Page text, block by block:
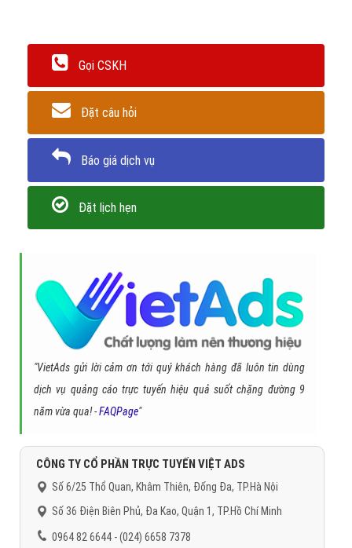
Gọi CSKH
Đặt câu hỏi
Báo giá dịch vụ
Đặt lịch hẹn
"VietAds gửi lời cảm ơn tới quý khách hàng đã luôn tin dùng
dịch vụ quảng cáo trực tuyến hiệu quả suốt chặng đường 9
năm vừa qua! -FAQPage"
CÔNG TY CỔ PHẦN TRỰC TUYẾN VIỆT ADS
Số 6/25 Thổ Quan, Khâm Thiên, Đống Đa, TP.Hà Nội
Số 36 Điện Biên Phủ, Đa Kao, Quận 1, TP.Hồ Chí Minh
0964 82 6644 - (024) 6658 7378